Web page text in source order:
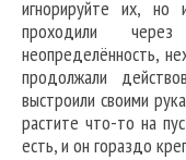
игнорируйте их,
проходили
неопределённость,
продолжали
выстроили своими
растите что-то на
есть, и он гораздо